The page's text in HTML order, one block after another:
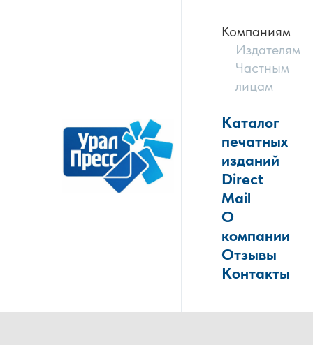
Компаниям
Издателям
Частным
лицам
Каталог
печатных
изданий
Direct
Mail
О
компании
Отзывы
Контакты